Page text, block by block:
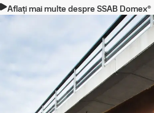
Aflați mai multe despre SSAB Domex®